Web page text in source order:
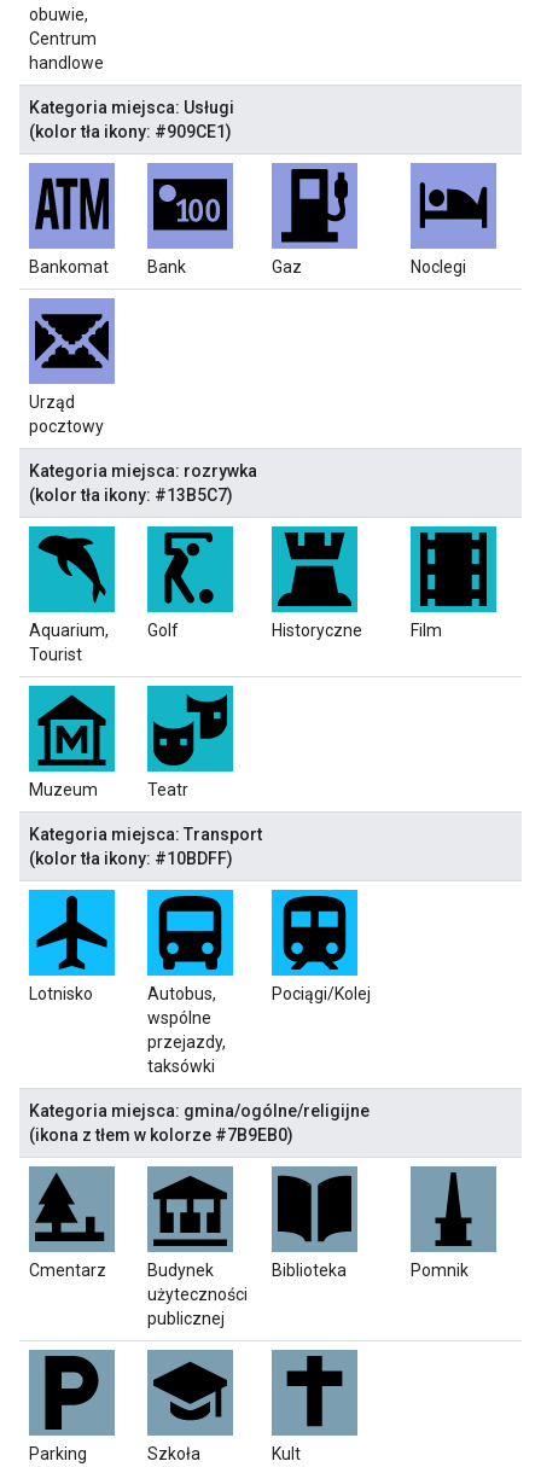
obuwie,
Centrum
handlowe
Kategoria miejsca: Usługi
(kolor tła ikony: #909CE1)
Bankomat Bank Gaz Noclegi
Urząd
pocztowy
Kategoria miejsca: rozrywka
(kolor tła ikony: #13B5C7)
Aquarium,
Tourist
Golf Historyczne Film
Muzeum Teatr
Kategoria miejsca: Transport
(kolor tła ikony: #10BDFF)
Lotnisko
Autobus,
wspólne
przejazdy,
taksówki
Pociągi/Kolej
Kategoria miejsca: gmina/ogólne/religijne
(ikona z tłem w kolorze #7B9EB0)
Cmentarz
Budynek
użyteczności
publicznej
Biblioteka Pomnik
Parking
Szkoła
Kult